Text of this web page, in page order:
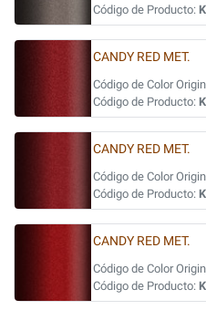
Código de Producto:
CANDY RED MET.
Código de Color
Código de Producto:
CANDY RED MET.
Código de Color
Código de Producto:
CANDY RED MET.
Código de Color
Código de Producto: